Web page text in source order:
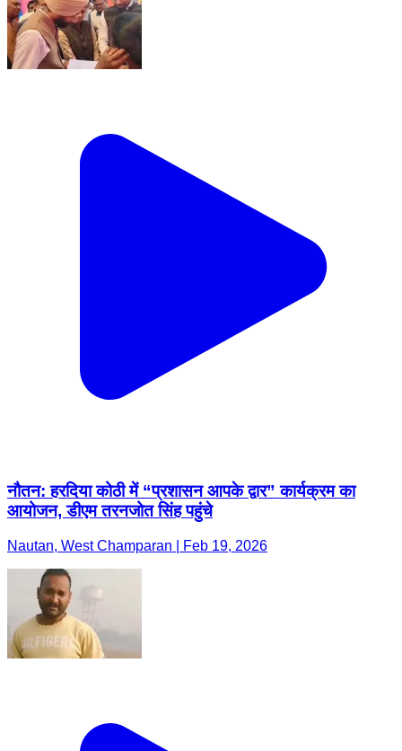
नौतन: हरदिया कोठी में “प्रशासन आपके द्वार” कार्यक्रम का
आयोजन, डीएम तरनजोत सिंह पहुंचे
Nautan, West Champaran | Feb 19, 2026